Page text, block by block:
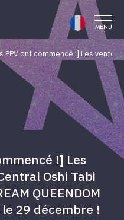
MENU
PPV ont commencé !] Les ventes
!] Les
Oshi Tabi
QUEENDOM
29 décembre !